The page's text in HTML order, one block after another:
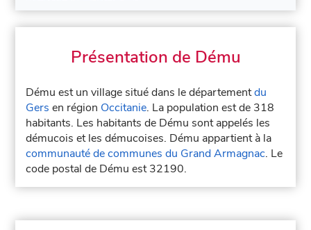
Présentation de Dému
Dému est un village situé dans le départementdu
Gers en région Occitanie. La population est de 318
habitants. Les habitants de Dému sont appelés les
démucois et les démucoises. Dému appartient à la
communauté de communes du Grand Armagnac. Le
code postal de Dému est 32190.